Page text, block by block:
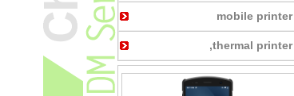
mobile printer
thermal printer,